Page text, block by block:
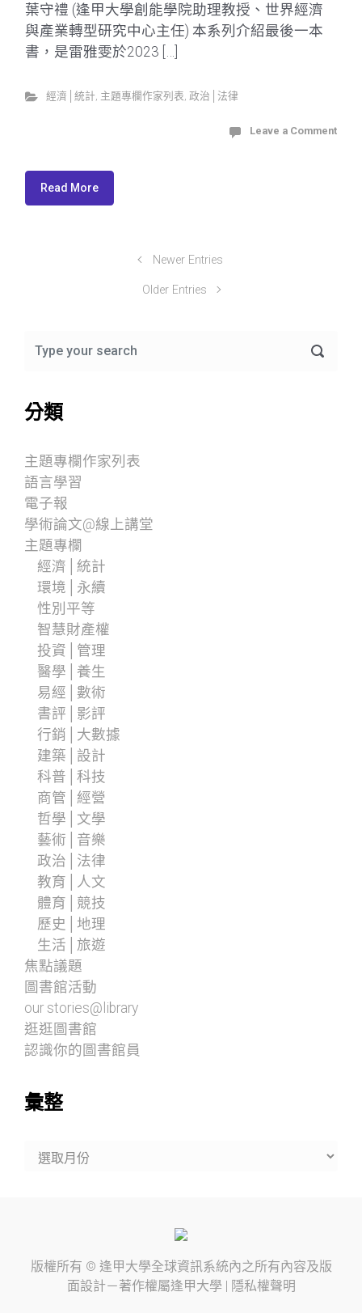
葉守禮 (逢甲大學創能學院助理教授、世界經濟
與產業轉型研究中心主任) 本系列介紹最後一本
書，是雷雅雯於2023 […]
經濟│統計 主題專欄作家列表 政治│法律
Leave a Comment
Read More
Newer Entries
Older Entries
分類
主題專欄作家列表
語言學習
電子報
學術論文@線上講堂
主題專欄
經濟│統計
環境│永續
性別平等
智慧財產權
投資│管理
醫學│養生
易經│數術
書評│影評
行銷│大數據
建築│設計
科普│科技
商管│經營
哲學│文學
藝術│音樂
政治│法律
教育│人文
體育│競技
歷史│地理
生活│旅遊
焦點議題
圖書館活動
our stories@library
逛逛圖書館
認識你的圖書館員
彙整
版權所有 © 逢甲大學全球資訊系統內之所有內容及版
面設計－著作權屬逢甲大學 | 隱私權聲明